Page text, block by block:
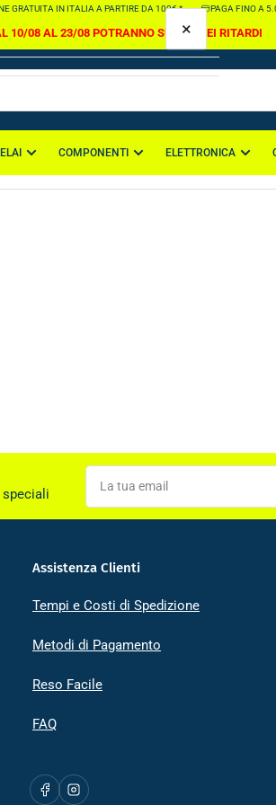
GRATUITA IN ITALIA A PARTIRE DA 100€ * PAGA FINO A
10/08 AL 23/08 POTRANNO SUBIRE DEI RITARDI
COMPONENTI ELETTRONICA
La
tua
email
Assistenza Clienti
Tempi e Costi di Spedizione
Metodi di Pagamento
Reso Facile
FAQ
FacebookInstagram
×
carrello è vuoto